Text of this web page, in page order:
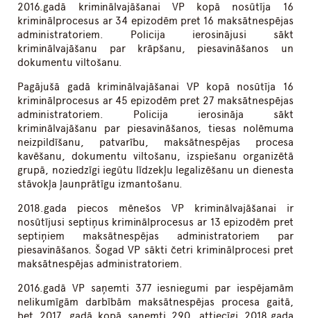
2016.gadā kriminālvajāšanai VP kopā nosūtīja 16
kriminālprocesus ar 34 epizodēm pret 16 maksātnespējas
administratoriem. Policija ierosinājusi sākt
kriminālvajāšanu par krāpšanu, piesavināšanos un
dokumentu viltošanu.
Pagājušā gadā kriminālvajāšanai VP kopā nosūtīja 16
kriminālprocesus ar 45 epizodēm pret 27 maksātnespējas
administratoriem. Policija ierosināja sākt
kriminālvajāšanu par piesavināšanos, tiesas nolēmuma
neizpildīšanu, patvarību, maksātnespējas procesa
kavēšanu, dokumentu viltošanu, izspiešanu organizētā
grupā, noziedzīgi iegūtu līdzekļu legalizēšanu un dienesta
stāvokļa ļaunprātīgu izmantošanu.
2018.gada piecos mēnešos VP kriminālvajāšanai ir
nosūtījusi septiņus kriminālprocesus ar 13 epizodēm pret
septiņiem maksātnespējas administratoriem par
piesavināšanos. Šogad VP sākti četri kriminālprocesi pret
maksātnespējas administratoriem.
2016.gadā VP saņemti 377 iesniegumi par iespējamām
nelikumīgām darbībām maksātnespējas procesa gaitā,